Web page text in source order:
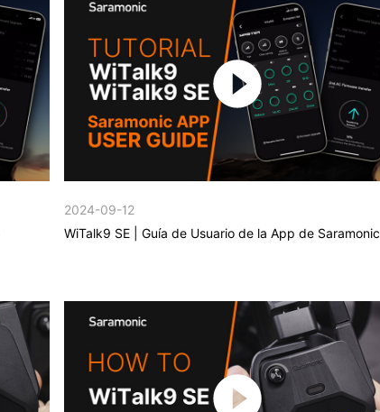
2024-09-12
WiTalk9 SE | Guía de Usuario de la App de Saramonic